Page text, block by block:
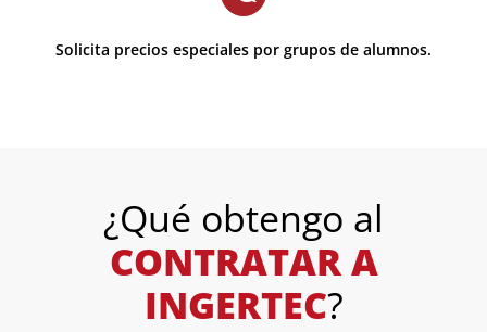
Solicita precios especiales por grupos de alumnos.
¿Qué obtengo al
CONTRATAR A
INGERTEC?